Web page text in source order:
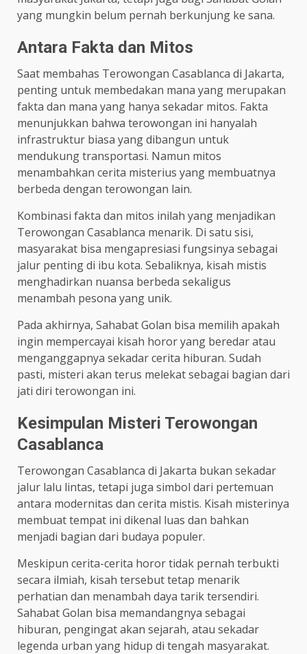
yang mungkin belum pernah berkunjung ke sana.
Antara Fakta dan Mitos
Saat membahas Terowongan Casablanca di Jakarta,
penting untuk membedakan mana yang merupakan
fakta dan mana yang hanya sekadar mitos. Fakta
menunjukkan bahwa terowongan ini hanyalah
infrastruktur biasa yang dibangun untuk
mendukung transportasi. Namun mitos
menambahkan cerita misterius yang membuatnya
berbeda dengan terowongan lain.
Kombinasi fakta dan mitos inilah yang menjadikan
Terowongan Casablanca menarik. Di satu sisi,
masyarakat bisa mengapresiasi fungsinya sebagai
jalur penting di ibu kota. Sebaliknya, kisah mistis
menghadirkan nuansa berbeda sekaligus
menambah pesona yang unik.
Pada akhirnya, Sahabat Golan bisa memilih apakah
ingin mempercayai kisah horor yang beredar atau
menganggapnya sekadar cerita hiburan. Sudah
pasti, misteri akan terus melekat sebagai bagian dari
jati diri terowongan ini.
Kesimpulan Misteri Terowongan
Casablanca
Terowongan Casablanca di Jakarta bukan sekadar
jalur lalu lintas, tetapi juga simbol dari pertemuan
antara modernitas dan cerita mistis. Kisah misterinya
membuat tempat ini dikenal luas dan bahkan
menjadi bagian dari budaya populer.
Meskipun cerita-cerita horor tidak pernah terbukti
secara ilmiah, kisah tersebut tetap menarik
perhatian dan menambah daya tarik tersendiri.
Sahabat Golan bisa memandangnya sebagai
hiburan, pengingat akan sejarah, atau sekadar
legenda urban yang hidup di tengah masyarakat.